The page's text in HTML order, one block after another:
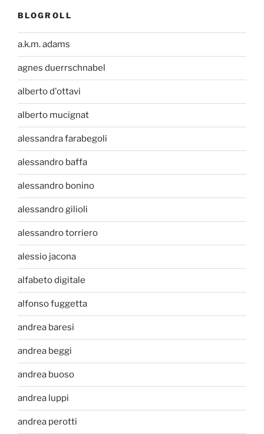
BLOGROLL
a.k.m. adams
agnes duerrschnabel
alberto d'ottavi
alberto mucignat
alessandra farabegoli
alessandro baffa
alessandro bonino
alessandro gilioli
alessandro torriero
alessio jacona
alfabeto digitale
alfonso fuggetta
andrea baresi
andrea beggi
andrea buoso
andrea luppi
andrea perotti